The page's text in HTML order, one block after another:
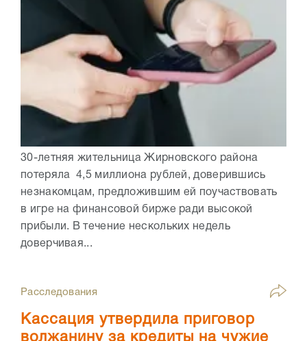
30-летняя жительница Жирновского района
потеряла 4,5 миллиона рублей, доверившись
незнакомцам, предложившим ей поучаствовать
в игре на финансовой бирже ради высокой
прибыли. В течение нескольких недель
доверчивая...
Расследования
Кассация утвердила приговор
волжанину за кредиты на чужие